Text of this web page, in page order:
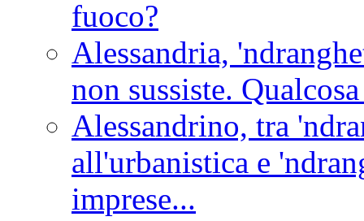
fuoco?
Alessandria,
non sussiste.
Alessandrino, tra
all'urbanistica e
imprese...